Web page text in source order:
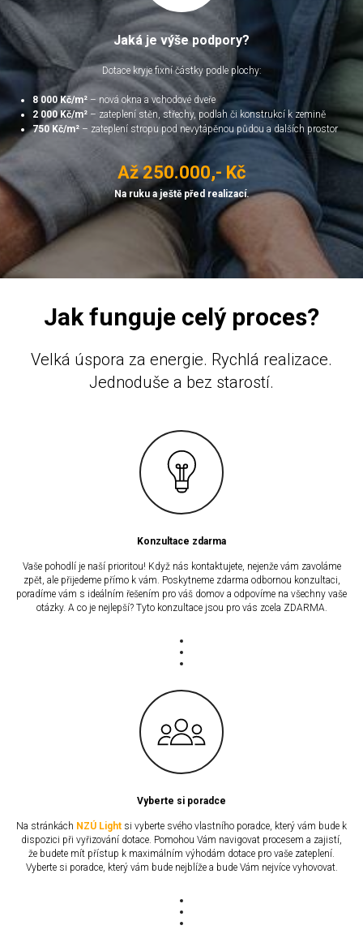
Jaká je výše podpory?
Dotace kryje fixní částky podle plochy:
8 000 Kč/m² – nová okna a vchodové dveře
2 000 Kč/m² – zateplení stěn, střechy, podlah či konstrukcí k zemině
750 Kč/m² – zateplení stropu pod nevytápěnou půdou a dalších prostor
Až 250.000,- Kč
Na ruku a ještě před realizací.
Jak funguje celý proces?
Velká úspora za energie. Rychlá realizace.
Jednoduše a bez starostí.
Konzultace zdarma
Vaše pohodlí je naší prioritou! Když nás kontaktujete, nejenže vám zavoláme
zpět, ale přijedeme přímo k vám. Poskytneme zdarma odbornou konzultaci,
poradíme vám s ideálním řešením pro váš domov a odpovíme na všechny vaše
otázky. A co je nejlepší? Tyto konzultace jsou pro vás zcela ZDARMA.
Vyberte si poradce
Na stránkách NZÚ Light si vyberte svého vlastního poradce, který vám bude k
dispozici při vyřizování dotace. Pomohou Vám navigovat procesem a zajistí,
že budete mít přístup k maximálním výhodám dotace pro vaše zateplení.
Vyberte si poradce, který vám bude nejblíže a bude Vám nejvíce vyhovovat.